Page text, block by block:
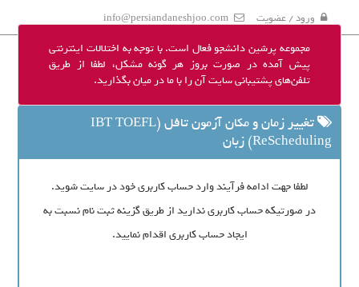
مجموعه پرشین دانشجو فعال است. با توجه به اختلالات اینترنتی
پیش آمده در صورت بروز هر گونه مشکل، لطفا از طریق
تلفن‌های پشتیبانی سایت آن را با ما در میان بگذارید.
ورود / عضویت info@persiandaneshjoo.com
تغییر زمان و مکان آزمون تافل (IBT TOEFL
ReScheduling) زبان
لطفا جهت ادامه فرآیند وارد حساب کاربری خود در سایت شوید.
در صورتیکه حساب کاربری ندارید از طریق گزینه ثبت نام نسبت به
ایجاد حساب کاربری اقدام نمایید.